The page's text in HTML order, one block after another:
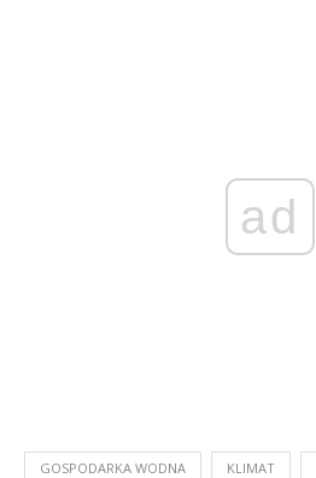
ad
GOSPODARKA WODNA KLIMAT